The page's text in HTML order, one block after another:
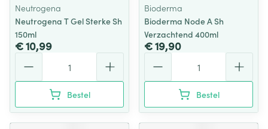
Neutrogena
Neutrogena T Gel Sterke Sh
150ml
€ 10,99
Bestel
Bioderma
Bioderma Node A Sh
Verzachtend 400ml
€ 19,90
Bestel